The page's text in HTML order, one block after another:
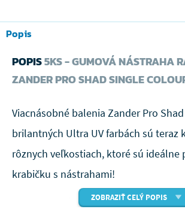
Popis
POPIS5KS - GUMOVÁ NÁSTRAHA
ZANDER PRO SHAD SINGLE
Viacnásobné balenia Zander Pro
brilantných Ultra UV farbách sú teraz
rôznych veľkostiach, ktoré sú ideálne
krabičku s nástrahami!
Nové možnostiZOBRAZIŤ CELÝ POPIS